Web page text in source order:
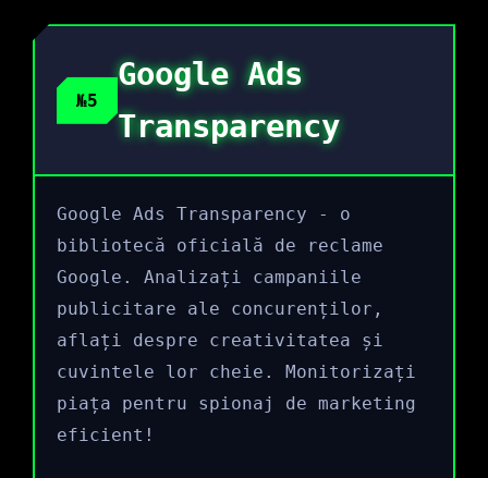
№5
Google Ads
Transparency
Google Ads Transparency - o
bibliotecă oficială de reclame
Google. Analizați campaniile
publicitare ale concurenților,
aflați despre creativitatea și
cuvintele lor cheie. Monitorizați
piața pentru spionaj de marketing
eficient!